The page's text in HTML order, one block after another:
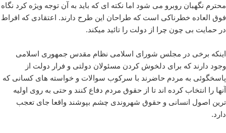
محترم نگهبان روبرو می شود اما نکته ای که باید به آن توجه ویژه کرد نگاه
فوق العاده خطرناکی است که طراحان این طرح دارند. اعتقادی که افراط
در حمایت بی چون چرا از دولت را تائید میکند.
اینکه برخی در مجلس شورای اسلامی نظام مقدس جمهوری اسلامی
وجود دارند که برای دلخوش کردن مسئولان دولتی و فرار دولت از
پاسخگوئی به مردم حاضرند با سرکوب سوالات و خواسته های کسانی که
آنها را انتخاب کرده اند تا از حقوق مردم دفاع کنند و حتی به روی اولیه
ترین اصول انسانی و حقوق شهروندی چشم بپوشند واقعا جای تعجب
دارد.